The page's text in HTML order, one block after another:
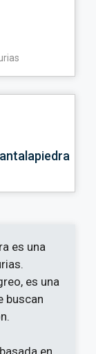
es una
es una
buscan